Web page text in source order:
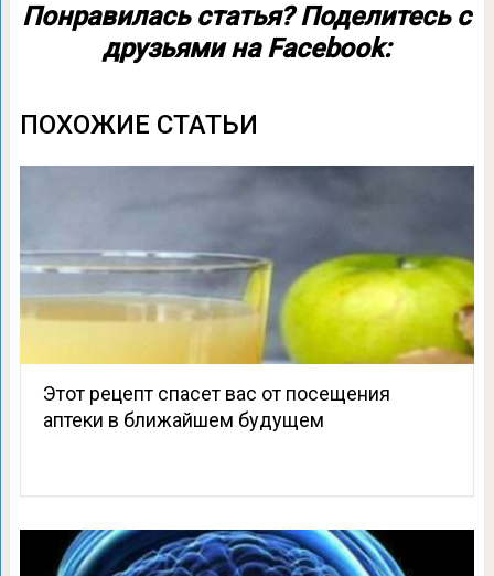
Понравилась статья? Поделитесь с
друзьями на Facebook:
ПОХОЖИЕ СТАТЬИ
Этот рецепт спасет вас от посещения
аптеки в ближайшем будущем